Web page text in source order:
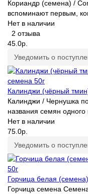
Кориандр (семена) /
вспоминают первым,
Нет в наличии
2 отзыва
45.0р.
Уведомить о
Калинджи (чёрный
Калинджи / Чернушка
названия семян одного
Нет в наличии
75.0р.
Уведомить о
Горчица белая
Горчица семена